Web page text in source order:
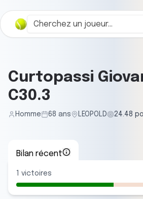
Curtopassi
C30.3
Homme 68 ans LEOPOLD 24.48
Bilan récent
victoires